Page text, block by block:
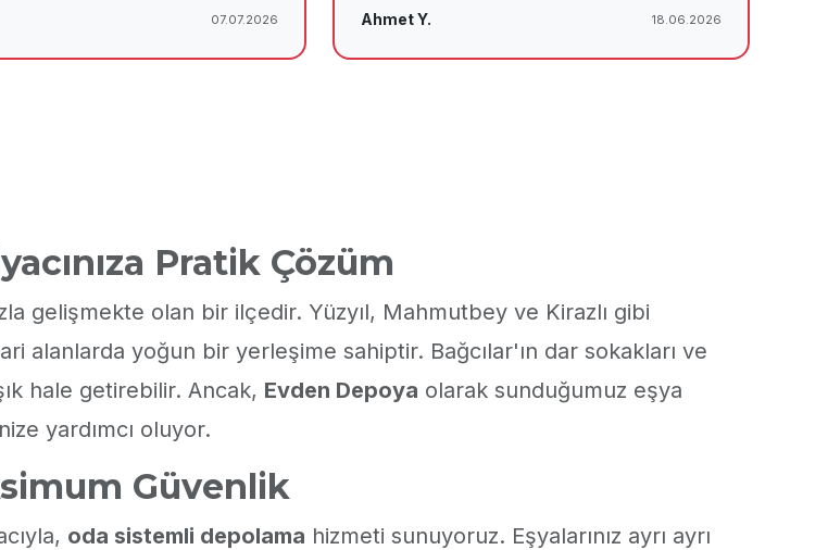
07.07.2026 Ahmet Y. 18.06.2026
Pratik Çözüm
gelişmekte olan bir ilçedir. Yüzyıl, Mahmutbey ve Kirazlı gibi
alanlarda yoğun bir yerleşime sahiptir. Bağcılar'ın dar sokakları ve
hale getirebilir. Ancak, Evden Depoya olarak sunduğumuz eşya
yardımcı oluyor.
Güvenlik
oda sistemli depolama hizmeti sunuyoruz. Eşyalarınız ayrı ayrı